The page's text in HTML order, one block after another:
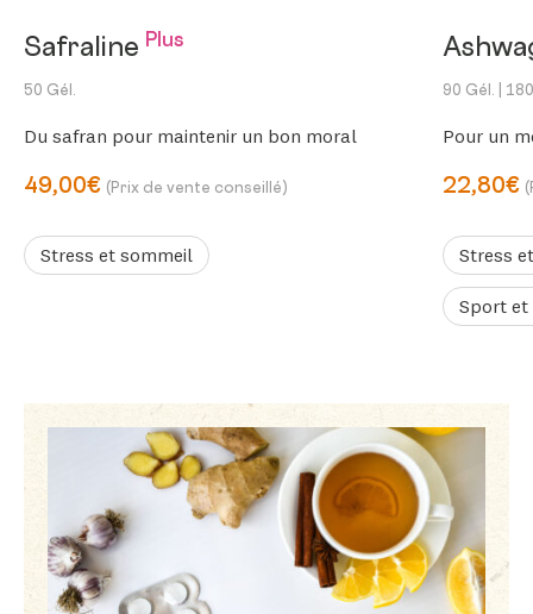
Safraline Plus
50 Gél.
Du safran pour maintenir un bon moral
49,00€ (Prix de vente conseillé)
Stress et sommeil
90 Gél. |
Pour un
22,80€
Stress
Sport